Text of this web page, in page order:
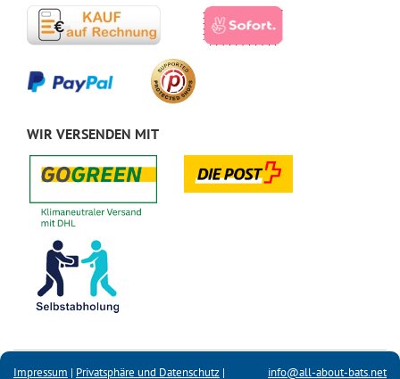
WIR VERSENDEN MIT
Impressum | Privatsphäre und Datenschutz | info@all-about-bats.net